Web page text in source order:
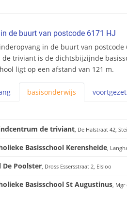
de buurt van postcode 6171 HJ
in de buurt van postcode
triviant is de dichtsbijzijnde
ligt op een afstand van 121 m.
basisonderwijs voortgezet
de triviant, De Halstraat 42,
Basisschool Kerensheide,
De Poolster, Dross Essersstraat 2, Elsloo
Basisschool St Augustinus, Mgr